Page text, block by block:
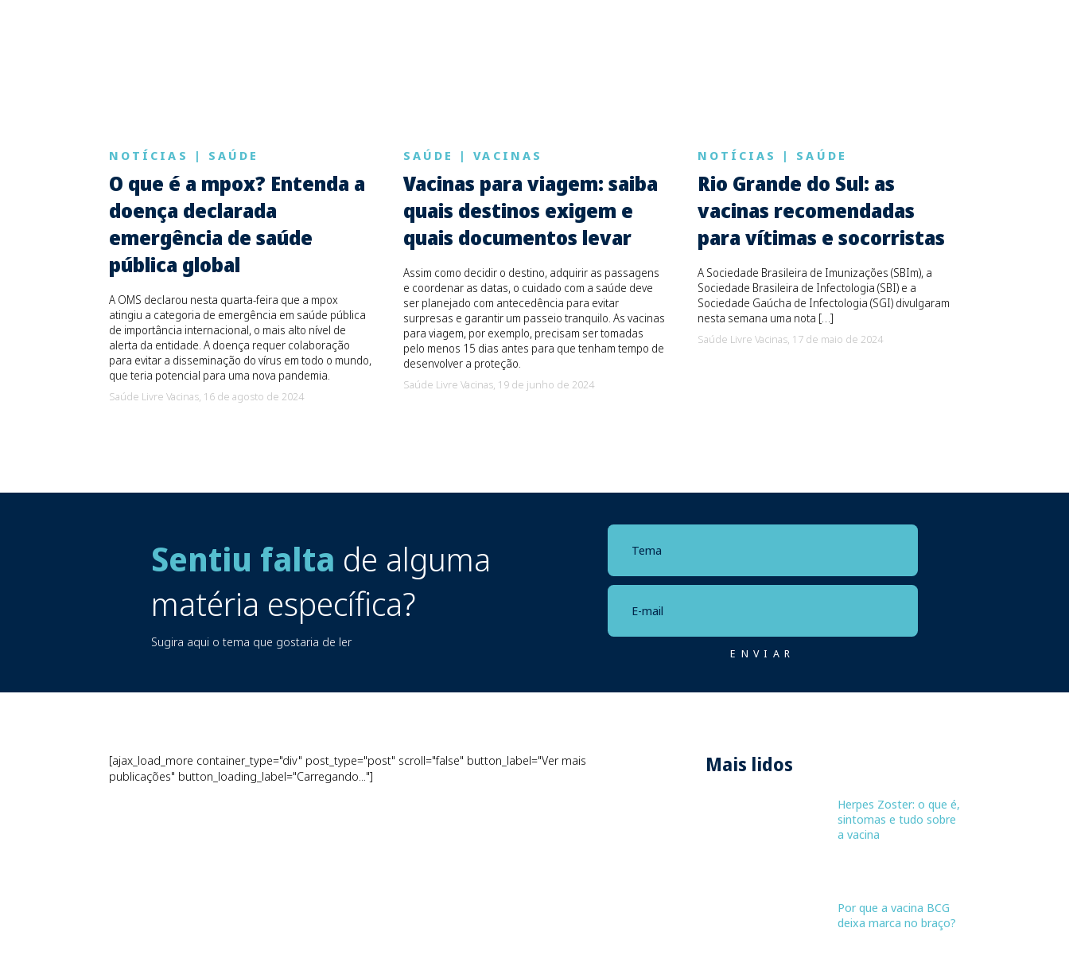
NOTÍCIAS | SAÚDE
O que é a mpox? Entenda a
doença declarada
emergência de saúde
pública global
A OMS declarou nesta quarta-feira que a mpox
atingiu a categoria de emergência em saúde pública
de importância internacional, o mais alto nível de
alerta da entidade. A doença requer colaboração
para evitar a disseminação do vírus em todo o mundo,
que teria potencial para uma nova pandemia.
Saúde Livre Vacinas, 16 de agosto de 2024
SAÚDE |VACINAS
Vacinas para viagem: saiba
quais destinos exigem e
quais documentos levar
Assim como decidir o destino, adquirir as passagens
e coordenar as datas, o cuidado com a saúde deve
ser planejado com antecedência para evitar
surpresas e garantir um passeio tranquilo. As vacinas
para viagem, por exemplo, precisam ser tomadas
pelo menos 15 dias antes para que tenham tempo de
desenvolver a proteção.
Saúde Livre Vacinas, 19 de junho de 2024
NOTÍCIAS | SAÚDE
Rio Grande do Sul: as
vacinas recomendadas
para vítimas e socorristas
A Sociedade Brasileira de Imunizações (SBIm), a
Sociedade Brasileira de Infectologia (SBI) e a
Sociedade Gaúcha de Infectologia (SGI) divulgaram
nesta semana uma nota […]
Saúde Livre Vacinas, 17 de maio de 2024
Sentiu falta de alguma
matéria específica?
Sugira aqui o tema que gostaria de ler
[ajax_load_more container_type="div" post_type="post" scroll="false" button_label="Ver mais
publicações" button_loading_label="Carregando..."]
Mais lidos
Herpes Zoster: o que é,
sintomas e tudo sobre
a vacina
Por que a vacina BCG
deixa marca no braço?